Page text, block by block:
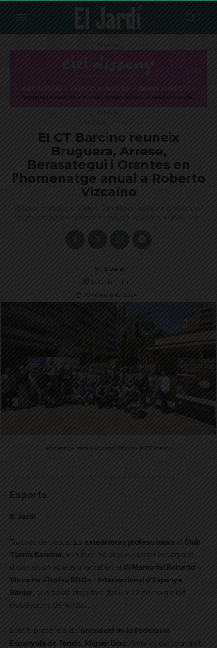
Publicitat
Publicitat
El CT Barcino reuneix
Bruguera, Arrese,
Berasategui i Orantes en
l’homenatge anual a Roberto
Vizcaíno
El club, presidit per Helena San Martín, va rebre la visita del
president de la Federació Espanyola de Tennis, Miguel Díaz
Per El Jardí
Less than 1 min.
10 de maig de 2024
Homenatge anual a Roberto Vizcaíno © CT Barcino
Esports
El Jardí
Trobada de destacats extennistes professionals al Club
Tennis Barcino , al Putxet. És el que va tenir lloc aquest
dijous en un acte emmarcat en el VI Memorial Roberto
Vizcaíno «Trofeu BDO» – Internacional d’Espanya
Sènior , que s’està disputant del 6 al 12 de maig a les
instal·lacions de l’entitat.
Sota la presència del president de la Federació
Espanyola de Tennis, Miguel Díaz , l’acte va comptar amb